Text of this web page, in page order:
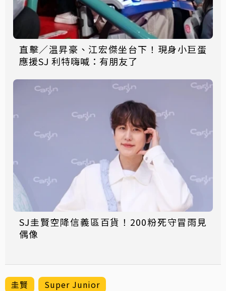
直擊／温昇豪、江宏傑坐台下！現身小巨蛋
應援SJ 利特嗨喊：有朋友了
SJ圭賢空降信義區百貨！200粉死守冒雨見
偶像
圭賢 Super Junior